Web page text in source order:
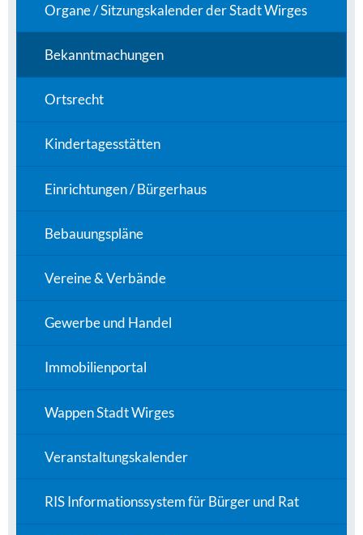
Organe / Sitzungskalender der Stadt Wirges
Bekanntmachungen
Ortsrecht
Kindertagesstätten
Einrichtungen / Bürgerhaus
Bebauungspläne
Vereine & Verbände
Gewerbe und Handel
Immobilienportal
Wappen Stadt Wirges
Veranstaltungskalender
RIS Informationssystem für Bürger und Rat